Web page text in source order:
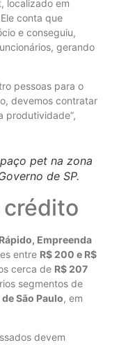
localizado em
Ele conta que
e conseguiu,
gerando
pessoas para o
devemos contratar
produtividade”,
pet na zona
de SP.
Empreenda
entre R$ 200 e R$
cerca de R$ 207
segmentos de
São Paulo, em
devem